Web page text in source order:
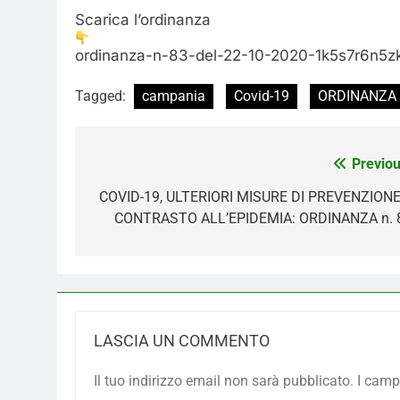
Scarica l’ordinanza
ordinanza-n-83-del-22-10-2020-
Tagged: campania Covid-19
COVID-19, ULTERIORI MISURE DI
CONTRASTO ALL’EPIDEMIA: ORDINANZA n.
LASCIA UN COMMENTO
Il tuo indirizzo email non sarà pubblicato. I